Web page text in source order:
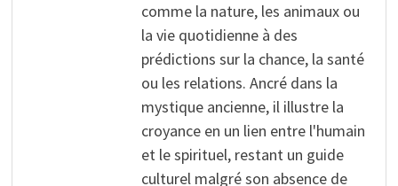
comme la nature, les animaux ou
la vie quotidienne à des
prédictions sur la chance, la santé
ou les relations. Ancré dans la
mystique ancienne, il illustre la
croyance en un lien entre l'humain
et le spirituel, restant un guide
culturel malgré son absence de